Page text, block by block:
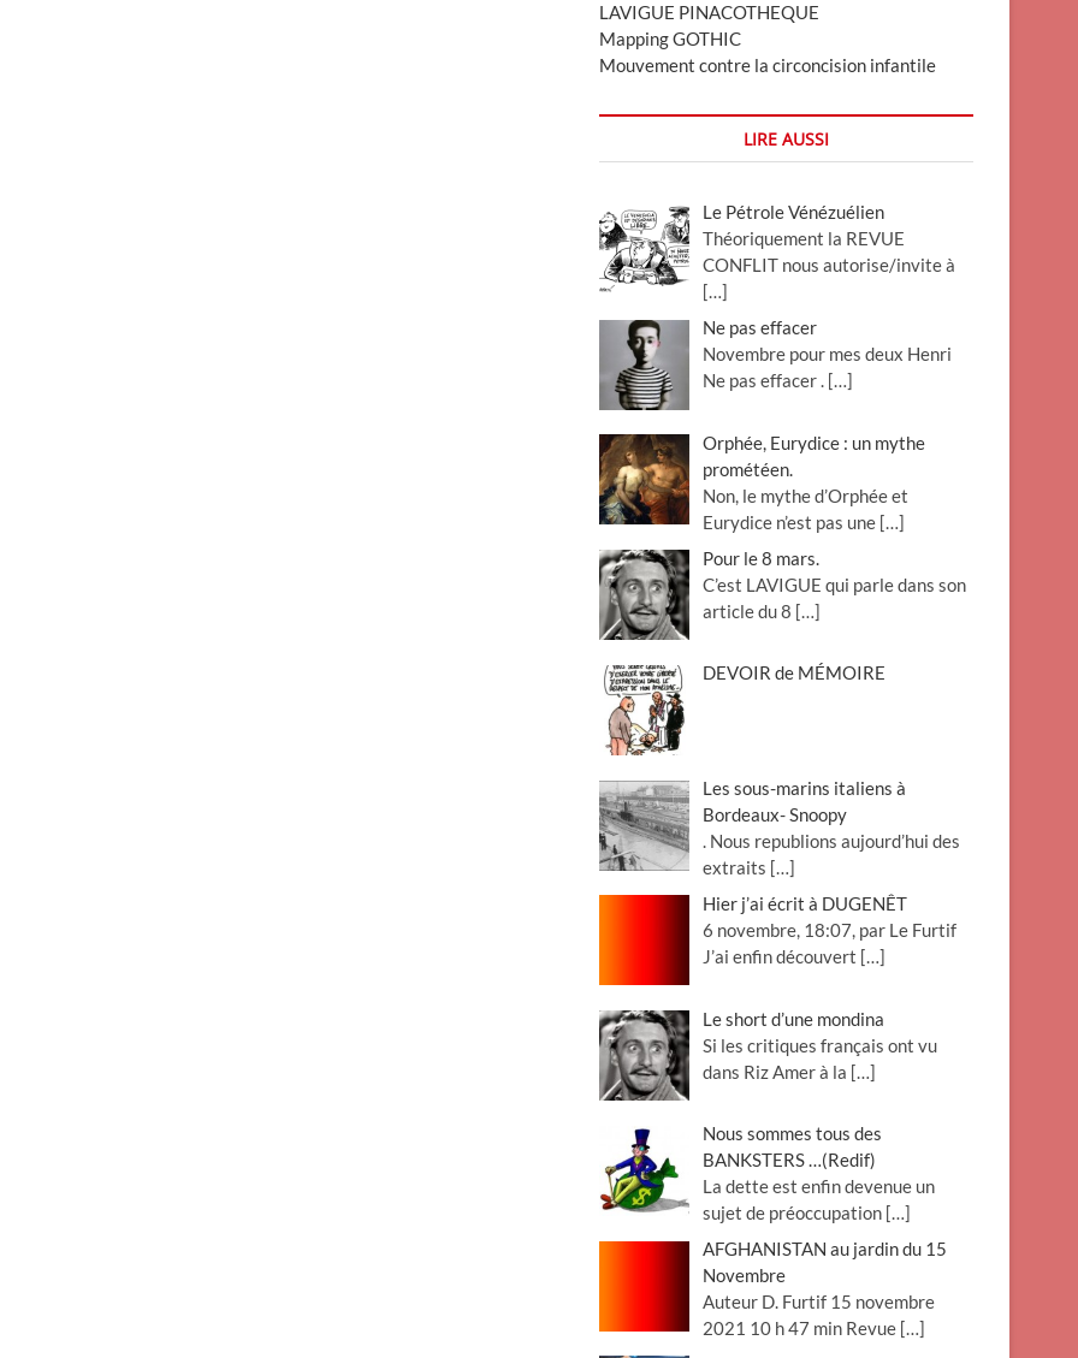
LAVIGUE PINACOTHEQUE
Mapping GOTHIC
Mouvement contre la circoncision infantile
LIRE AUSSI
Le Pétrole Vénézuélien
Théoriquement la REVUE
CONFLIT nous autorise/invite à
[…]
Ne pas effacer
Novembre pour mes deux Henri
Ne pas effacer . […]
Orphée, Eurydice : un mythe
prométéen.
Non, le mythe d’Orphée et
Eurydice n’est pas une […]
Pour le 8 mars.
C’est LAVIGUE qui parle dans son
article du 8 […]
DEVOIR de MÉMOIRE
Les sous-marins italiens à
Bordeaux- Snoopy
. Nous republions aujourd’hui des
extraits […]
Hier j’ai écrit à DUGENÊT
6 novembre, 18:07, par Le Furtif
J’ai enfin découvert […]
Le short d’une mondina
Si les critiques français ont vu
dans Riz Amer à la […]
Nous sommes tous des
BANKSTERS …(Redif)
La dette est enfin devenue un
sujet de préoccupation […]
AFGHANISTAN au jardin du 15
Novembre
Auteur D. Furtif 15 novembre
2021 10 h 47 min Revue […]